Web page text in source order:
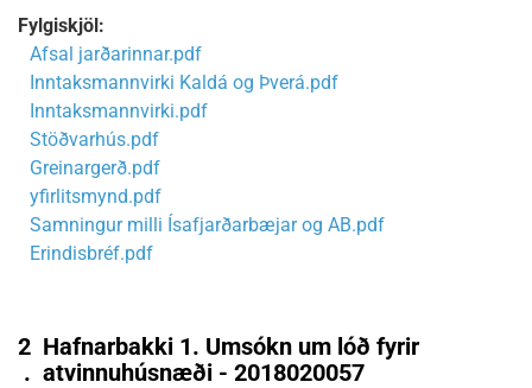
Fylgiskjöl:
Afsal jarðarinnar.pdf
Inntaksmannvirki Kaldá og Þverá.pdf
Inntaksmannvirki.pdf
Stöðvarhús.pdf
Greinargerð.pdf
yfirlitsmynd.pdf
Samningur milli Ísafjarðarbæjar og AB.pdf
Erindisbréf.pdf
2
.
Hafnarbakki 1. Umsókn um lóð fyrir
atvinnuhúsnæði - 2018020057